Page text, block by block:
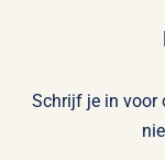
Schrijf je in voor